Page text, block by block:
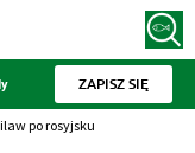
ZAPISZ SIĘ
po rosyjsku